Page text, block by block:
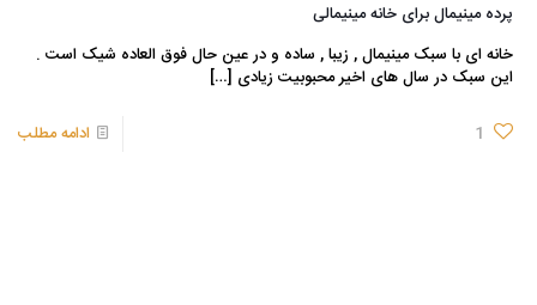
پرده مینیمال برای خانه مینیمالی
خانه ای با سبک مینیمال , زیبا , ساده و در عین حال فوق العاده شیک است .
این سبک در سال های اخیر محبوبیت زیادی […]
1 ادامه مطلب